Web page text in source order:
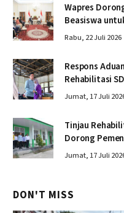
Wapres
Beasiswa
Rabu, 22 Juli 2026
Respons
Rehabilitasi
Jumat, 17 Juli
Tinjau
Dorong
Jumat, 17 Juli
DON'T MISS